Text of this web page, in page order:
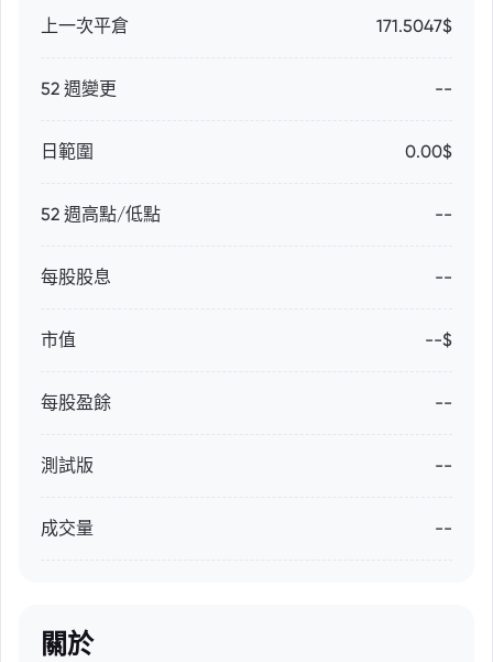
上一次平倉 171.5047$
52 週變更 --
日範圍 0.00$
52 週高點/低點 --
每股股息 --
市值 --$
每股盈餘 --
測試版 --
成交量 --
關於